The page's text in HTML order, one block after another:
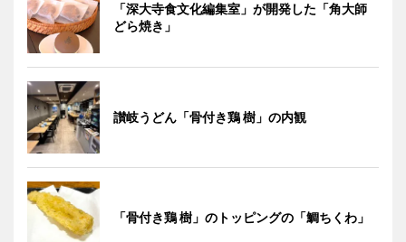
「深大寺食文化編集室」が開発した「角大師
どら焼き」
讃岐うどん「骨付き鶏 樹」の内観
「骨付き鶏 樹」のトッピングの「鯛ちくわ」